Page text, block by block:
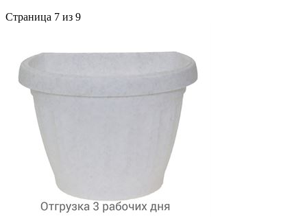
Страница 7 из 9